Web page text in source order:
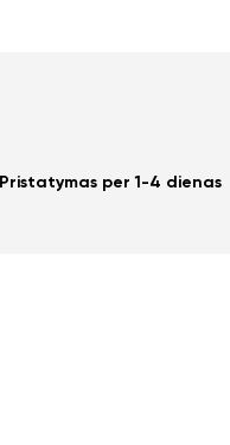
Pristatymas per 1-4 dienas